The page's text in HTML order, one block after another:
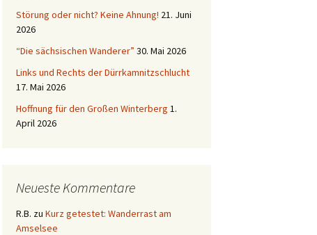
Störung oder nicht? Keine Ahnung! 21. Juni
2026
“Die sächsischen Wanderer” 30. Mai 2026
Links und Rechts der Dürrkamnitzschlucht
17. Mai 2026
Hoffnung für den Großen Winterberg 1.
April 2026
Neueste Kommentare
R.B. zu Kurz getestet: Wanderrast am
Amselsee